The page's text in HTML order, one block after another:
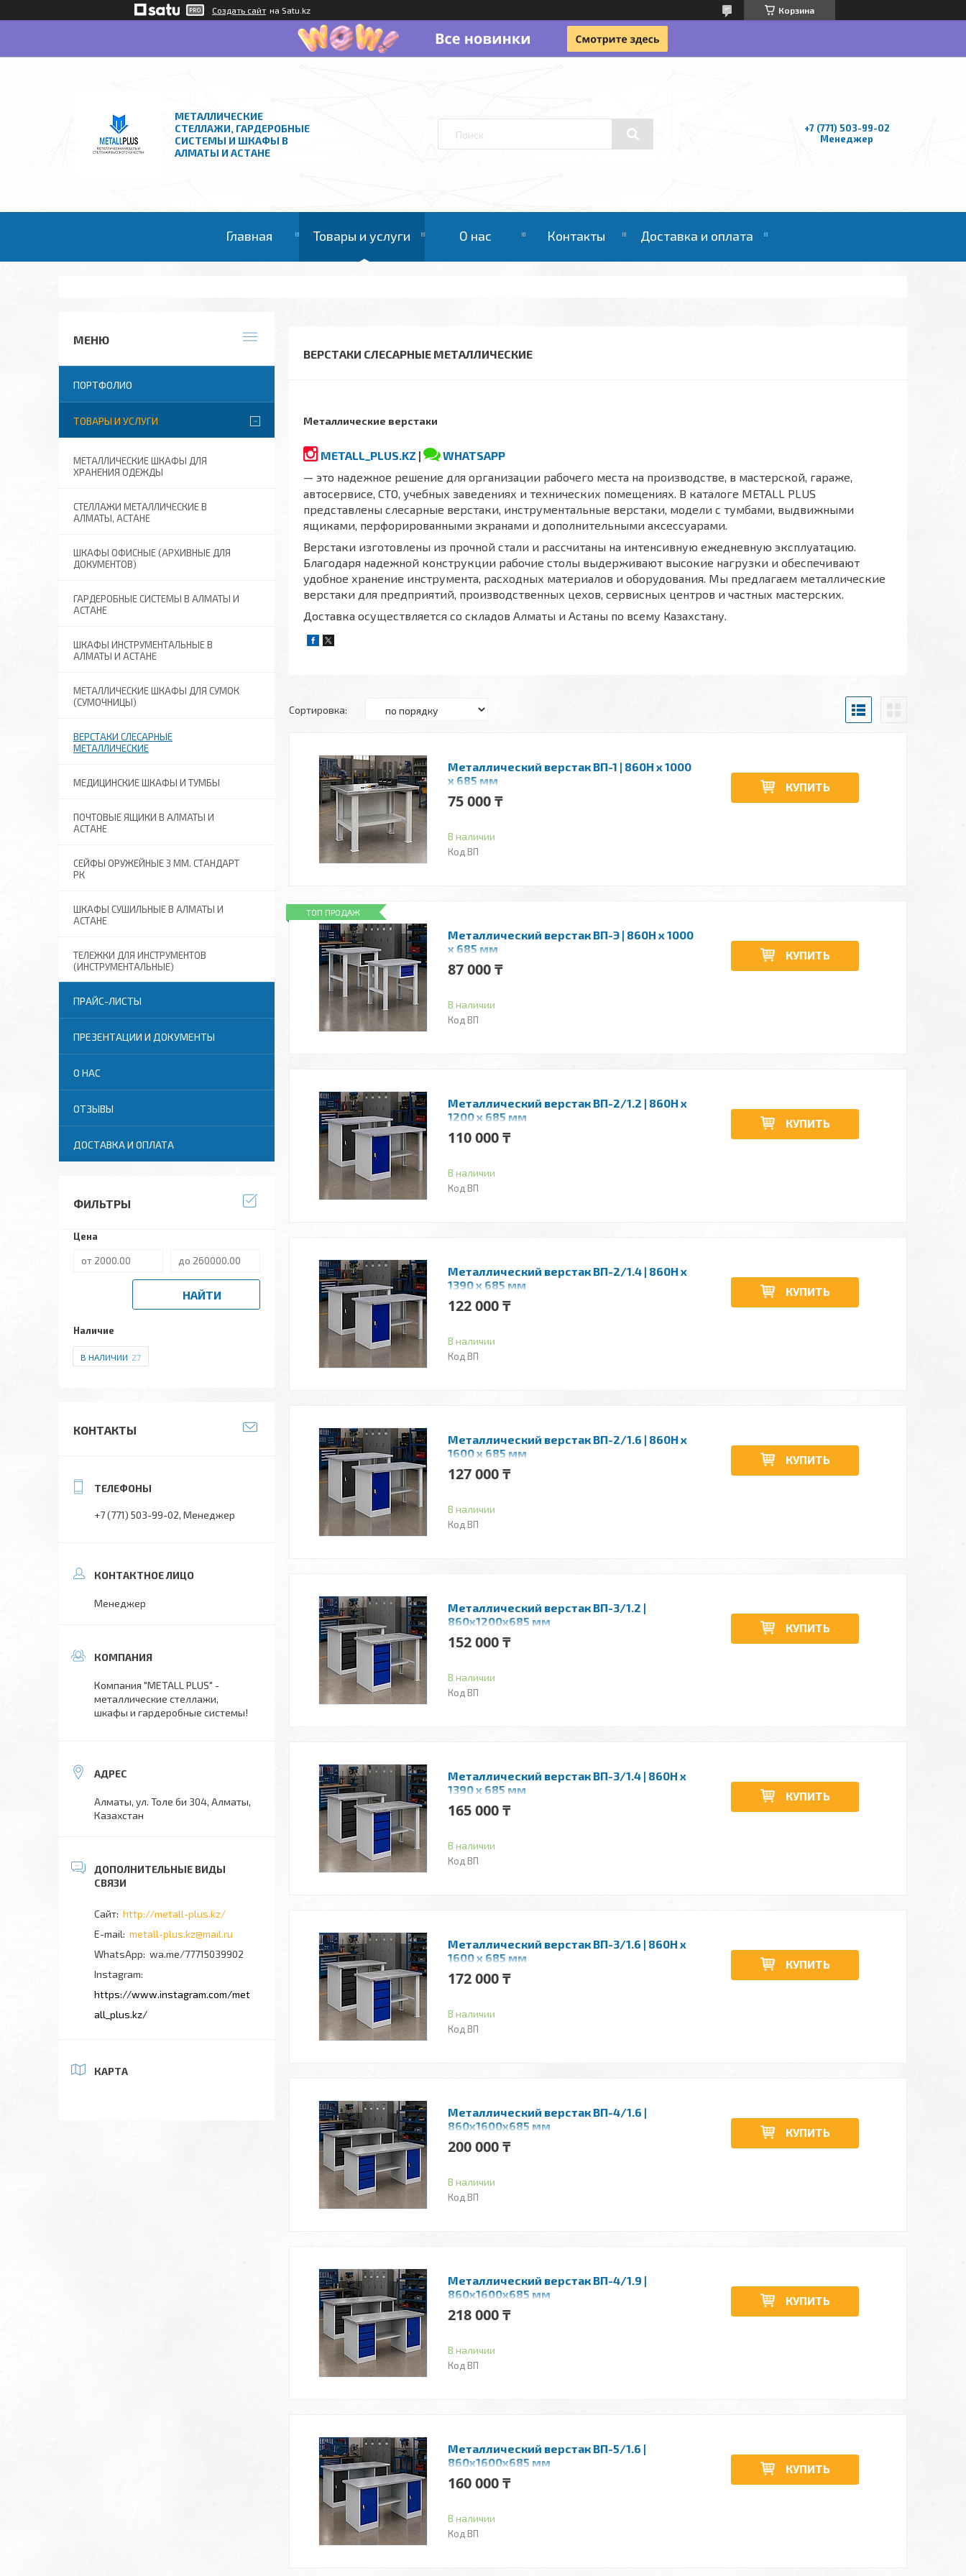
Создать сайт на Satu.kz Корзина
МЕТАЛЛИЧЕСКИЕ
СТЕЛЛАЖИ, ГАРДЕРОБНЫЕ
СИСТЕМЫ И ШКАФЫ В
АЛМАТЫ И АСТАНЕ
+7 (771) 503-99-02
Менеджер
Главная Товары и услуги О нас Контакты Доставка и оплата
ВЕРСТАКИ СЛЕСАРНЫЕ МЕТАЛЛИЧЕСКИЕ
Металлические верстаки
METALL_PLUS.KZ |
WHATSAPP
— это надежное решение для организации рабочего места на производстве, в мастерской, гараже,
автосервисе, СТО, учебных заведениях и технических помещениях. В каталоге METALL PLUS
представлены слесарные верстаки, инструментальные верстаки, модели с тумбами, выдвижными
ящиками, перфорированными экранами и дополнительными аксессуарами.
Верстаки изготовлены из прочной стали и рассчитаны на интенсивную ежедневную эксплуатацию.
Благодаря надежной конструкции рабочие столы выдерживают высокие нагрузки и обеспечивают
удобное хранение инструмента, расходных материалов и оборудования. Мы предлагаем металлические
верстаки для предприятий, производственных цехов, сервисных центров и частных мастерских.
Доставка осуществляется со складов Алматы и Астаны по всему Казахстану.
КУПИТЬ
Металлический верстак ВП-1 | 860H x 1000
x 685 мм
75 000 ₸
В наличии
ВП
ТОП ПРОДАЖ
КУПИТЬ
Металлический верстак ВП-Э | 860H x 1000
x 685 мм
87 000 ₸
В наличии
ВП
КУПИТЬ
Металлический верстак ВП-2/1.2 | 860H x
1200 x 685 мм
110 000 ₸
В наличии
ВП
КУПИТЬ
Металлический верстак ВП-2/1.4 | 860H x
1390 x 685 мм
122 000 ₸
В наличии
ВП
КУПИТЬ
Металлический верстак ВП-2/1.6 | 860H x
1600 x 685 мм
127 000 ₸
В наличии
ВП
КУПИТЬ
Металлический верстак ВП-3/1.2 |
860x1200x685 мм
152 000 ₸
В наличии
ВП
КУПИТЬ
Металлический верстак ВП-3/1.4 | 860H x
1390 x 685 мм
165 000 ₸
В наличии
ВП
КУПИТЬ
Металлический верстак ВП-3/1.6 | 860H x
1600 x 685 мм
172 000 ₸
В наличии
ВП
КУПИТЬ
Металлический верстак ВП-4/1.6 |
860x1600x685 мм
200 000 ₸
В наличии
ВП
КУПИТЬ
Металлический верстак ВП-4/1.9 |
860x1600x685 мм
218 000 ₸
В наличии
ВП
КУПИТЬ
Металлический верстак ВП-5/1.6 |
860x1600x685 мм
160 000 ₸
В наличии
ВП
ПОРТФОЛИО
ТОВАРЫ И УСЛУГИ
МЕТАЛЛИЧЕСКИЕ ШКАФЫ ДЛЯ
ХРАНЕНИЯ ОДЕЖДЫ
СТЕЛЛАЖИ МЕТАЛЛИЧЕСКИЕ В
АЛМАТЫ, АСТАНЕ
ШКАФЫ ОФИСНЫЕ (АРХИВНЫЕ ДЛЯ
ДОКУМЕНТОВ)
ГАРДЕРОБНЫЕ СИСТЕМЫ В АЛМАТЫ И
АСТАНЕ
ШКАФЫ ИНСТРУМЕНТАЛЬНЫЕ В
АЛМАТЫ И АСТАНЕ
МЕТАЛЛИЧЕСКИЕ ШКАФЫ ДЛЯ СУМОК
(СУМОЧНИЦЫ)
ВЕРСТАКИ СЛЕСАРНЫЕ
МЕТАЛЛИЧЕСКИЕ
МЕДИЦИНСКИЕ ШКАФЫ И ТУМБЫ
ПОЧТОВЫЕ ЯЩИКИ В АЛМАТЫ И
АСТАНЕ
СЕЙФЫ ОРУЖЕЙНЫЕ 3 ММ. СТАНДАРТ
РК
ШКАФЫ СУШИЛЬНЫЕ В АЛМАТЫ И
АСТАНЕ
ТЕЛЕЖКИ ДЛЯ ИНСТРУМЕНТОВ
(ИНСТРУМЕНТАЛЬНЫЕ)
ПРАЙС-ЛИСТЫ
ПРЕЗЕНТАЦИИ И ДОКУМЕНТЫ
О НАС
ОТЗЫВЫ
ДОСТАВКА И ОПЛАТА
ФИЛЬТРЫ
Цена
НАЙТИ
Наличие
В НАЛИЧИИ 27
КОНТАКТЫ
+7 (771) 503-99-02 Менеджер
Менеджер
Компания "METALL PLUS" -
металлические стеллажи,
шкафы и гардеробные системы!
Алматы, ул. Толе би 304, Алматы,
Казахстан
http://metall-plus.kz/
metall-plus.kz@mail.ru
wa.me/77715039902
Instagram
https://www.instagram.com/met
all_plus.kz/
КАРТА